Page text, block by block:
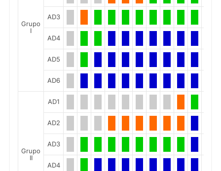
Grupo
I
AD3
AD4
AD5
AD6
Grupo
II
AD1
AD2
AD3
AD4